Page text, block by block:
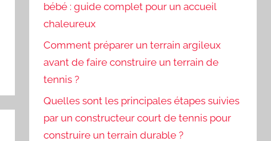
bébé : guide complet pour un accueil
chaleureux
Comment préparer un terrain argileux
avant de faire construire un terrain de
tennis ?
Quelles sont les principales étapes suivies
par un constructeur court de tennis pour
construire un terrain durable ?